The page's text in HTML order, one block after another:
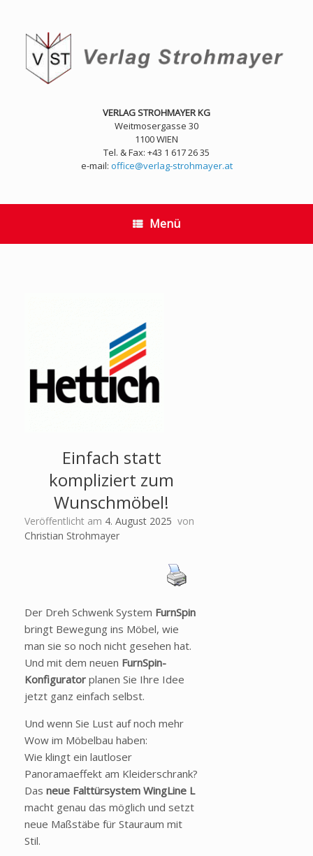
springen
VERLAG STROHMAYER KG
Weitmosergasse 30
1100 WIEN
Tel. & Fax: +43 1 617 26 35
e-mail: office@verlag-strohmayer.at
Menü
Einfach statt
kompliziert zum
Wunschmöbel!
Veröffentlicht am 4. August 2025 von
Christian Strohmayer
Der Dreh Schwenk System FurnSpin
bringt Bewegung ins Möbel, wie
man sie so noch nicht gesehen hat.
Und mit dem neuen FurnSpin-
Konfigurator planen Sie Ihre Idee
jetzt ganz einfach selbst.
Und wenn Sie Lust auf noch mehr
Wow im Möbelbau haben:
Wie klingt ein lautloser
Panoramaeffekt am Kleiderschrank?
Das neue Falttürsystem WingLine L
macht genau das möglich und setzt
neue Maßstäbe für Stauraum mit
Stil.